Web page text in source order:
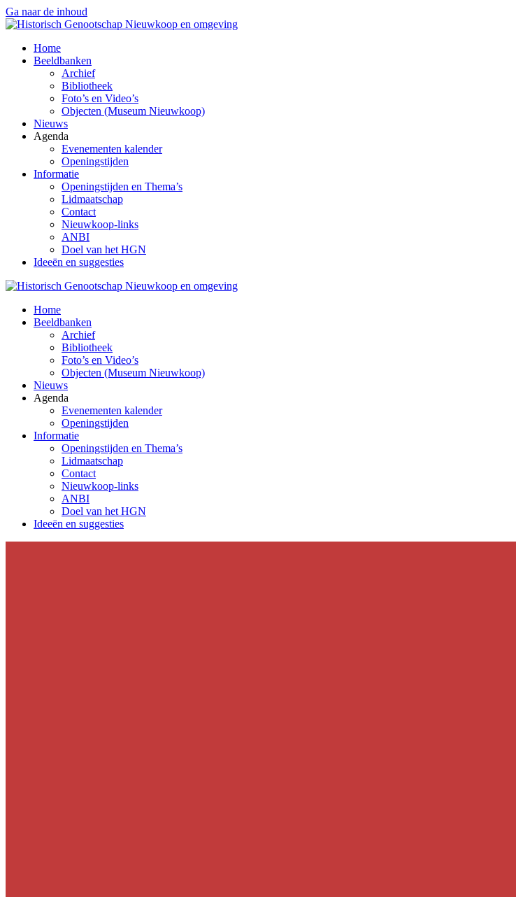
Ga naar de inhoud
Home
Beeldbanken
Archief
Bibliotheek
Foto’s en Video’s
Objecten (Museum Nieuwkoop)
Nieuws
Agenda
Evenementen kalender
Openingstijden
Informatie
Openingstijden en Thema’s
Lidmaatschap
Contact
Nieuwkoop-links
ANBI
Doel van het HGN
Ideeën en suggesties
Home
Beeldbanken
Archief
Bibliotheek
Foto’s en Video’s
Objecten (Museum Nieuwkoop)
Nieuws
Agenda
Evenementen kalender
Openingstijden
Informatie
Openingstijden en Thema’s
Lidmaatschap
Contact
Nieuwkoop-links
ANBI
Doel van het HGN
Ideeën en suggesties